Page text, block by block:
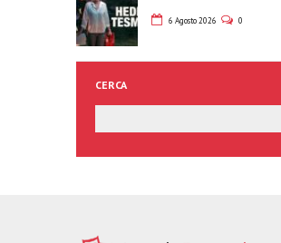
6 Agosto 2026 0
CERCA